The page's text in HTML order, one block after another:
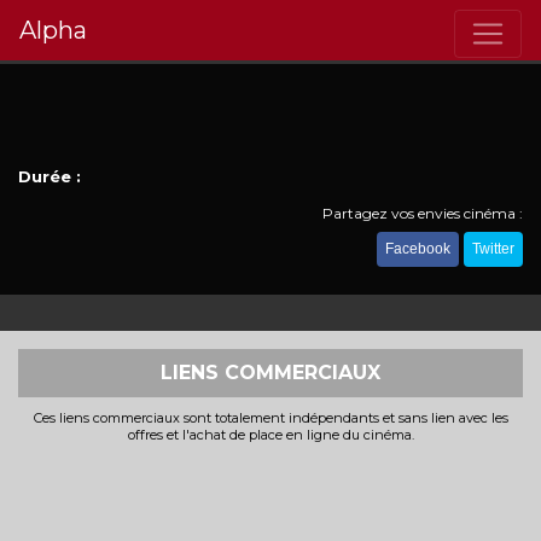
Alpha
Durée :
Partagez vos envies cinéma :
Facebook Twitter
LIENS COMMERCIAUX
Ces liens commerciaux sont totalement indépendants et sans lien avec les
offres et l'achat de place en ligne du cinéma.